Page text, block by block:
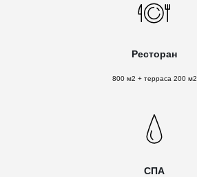
Ресторан
800 м2 + терраса 200 м2
СПА